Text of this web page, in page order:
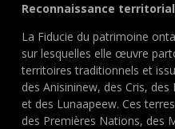
Reconnaissance
La Fiducie du patrimoine
sur lesquelles elle œuvre
territoires traditionnels et
des Anisininew, des Cris,
et des Lunaapeew. Ces
des Premières Nations, des